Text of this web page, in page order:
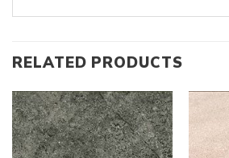
RELATED PRODUCTS